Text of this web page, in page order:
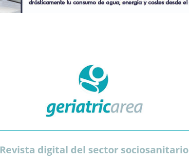
Revista digital del sector sociosanitario